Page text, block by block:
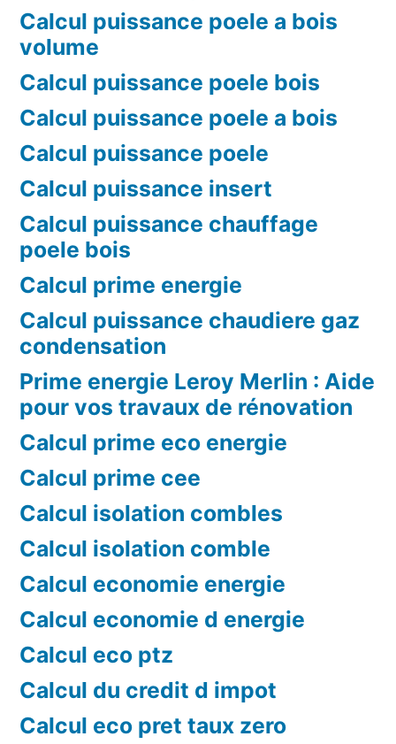
Calcul puissance poele a bois
volume
Calcul puissance poele bois
Calcul puissance poele a bois
Calcul puissance poele
Calcul puissance insert
Calcul puissance chauffage
poele bois
Calcul prime energie
Calcul puissance chaudiere gaz
condensation
Prime energie Leroy Merlin : Aide
pour vos travaux de rénovation
Calcul prime eco energie
Calcul prime cee
Calcul isolation combles
Calcul isolation comble
Calcul economie energie
Calcul economie d energie
Calcul eco ptz
Calcul du credit d impot
Calcul eco pret taux zero